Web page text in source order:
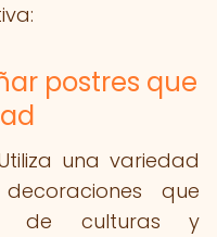
postres que
una variedad
que
de culturas y